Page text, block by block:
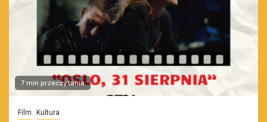
7 min przeczytania
Film Kultura